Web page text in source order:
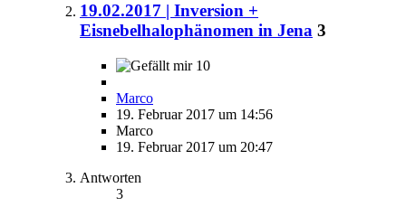
19.02.2017 | Inversion +
Eisnebelhalophänomen in Jena 3
10
Marco
19. Februar 2017 um 14:56
Marco
19. Februar 2017 um 20:47
Antworten
3